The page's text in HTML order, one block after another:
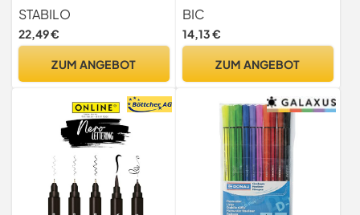
STABILO
22,49 €
ZUM ANGEBOT
verschiedenen Farben, mit
mittlerer Spitze, für Bullet
Journal & Mandala, sortiert
BIC
14,13 €
ZUM ANGEBOT